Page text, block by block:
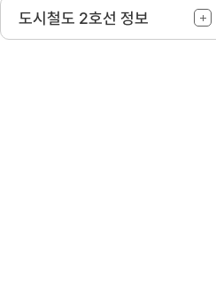
도시철도 2호선 정보